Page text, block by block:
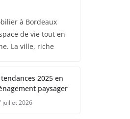
à Bordeaux
de vie tout en
La ville, riche
tendances 2025 en
paysager
juillet 2026